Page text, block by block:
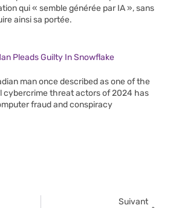
qui « semble générée par IA », sans
ainsi sa portée.
Pleads Guilty In Snowflake
man once described as one of the
cybercrime threat actors of 2024 has
fraud and conspiracy
Suivant